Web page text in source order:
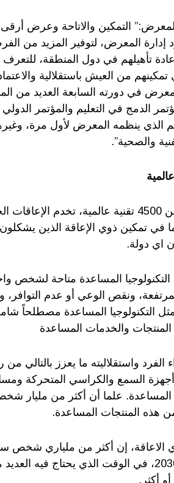
التمكين والاتاحة وعرض أرقى
إدارة المعرض، لتوفير المزيد من
بإعادة تأهيلهم في دول المنطقة،
من العيش باستقلالية
في دورته السابعة العديد من
الدمج في التعليم والمؤتمر الدولي
ينظمه المعرض لأول مرة،
والصحية”.
وتلعب التقنيات المتقدمة التي يصل عددها الى أكثر من 4500 تقنية عالمية، تخدم
في تمكين ذوي الإعاقة الذين
ونقص الوعي أو عدم التوافر،
التكنولوجيا المساعدة مصطلحاً
والخدمات المساعدة
واستقلاليته ما يعزز بالتالي من
السمع والكراسي المتحركة
المساعدة. علما أن أكثر من مليار
من هذه المنتجات المساعدة.
إن أكثر من ملياري شخص
بحاجة إلى منتج مساعد واحد على الأقل بحلول العام 2030، في الوقت الذي يحتاج
أكثر.